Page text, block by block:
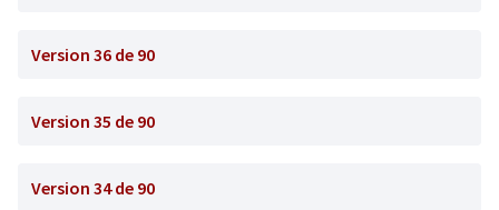
Version 36 de 90
Version 35 de 90
Version 34 de 90